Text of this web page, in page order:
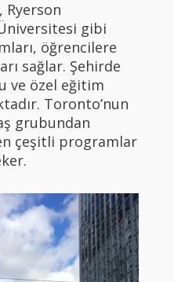
gibi
öğrencilere
sağlar. Şehirde
ve özel eğitim
Toronto’nun
grubundan
çeşitli programlar